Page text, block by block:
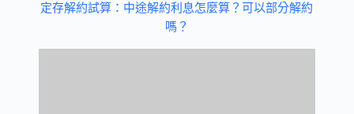
定存解約試算：中途解約利息怎麼算？可以部分解約
嗎？